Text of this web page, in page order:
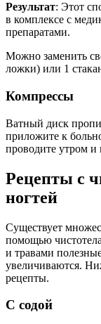
Результат: Этот
в комплексе с
препаратами.
Можно заменить
ложки) или 1
Компрессы
Ватный диск
приложите к
проводите утром и
Рецепты с
ногтей
Существует
помощью
и травами
увеличиваются.
рецепты.
С содой